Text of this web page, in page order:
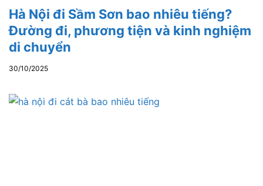
Hà Nội đi Sầm Sơn bao nhiêu tiếng?
Đường đi, phương tiện và kinh nghiệm
di chuyển
30/10/2025